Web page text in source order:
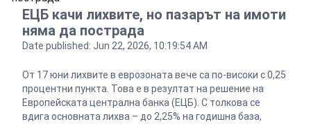
ЕЦБ качи лихвите, но пазарът на имоти
няма да пострада
Date published: Jun 22, 2026, 10:19:54 AM
От 17 юни лихвите в еврозоната вече са по-високи с 0,25
процентни пункта. Това е в резултат на решение на
Европейската централна банка (ЕЦБ). С толкова се
вдига основната лихва – до 2,25% на годишна база,